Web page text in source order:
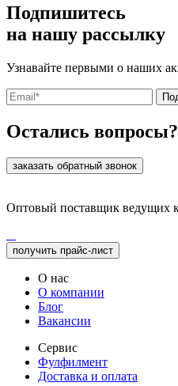
Подпишитесь
на нашу рассылку
Узнавайте первыми о наших
Остались вопросы?
заказать обратный звонок
Оптовый поставщик ведущих
получить прайс-лист
О нас
О компании
Блог
Вакансии
Сервис
Фулфилмент
Доставка и оплата